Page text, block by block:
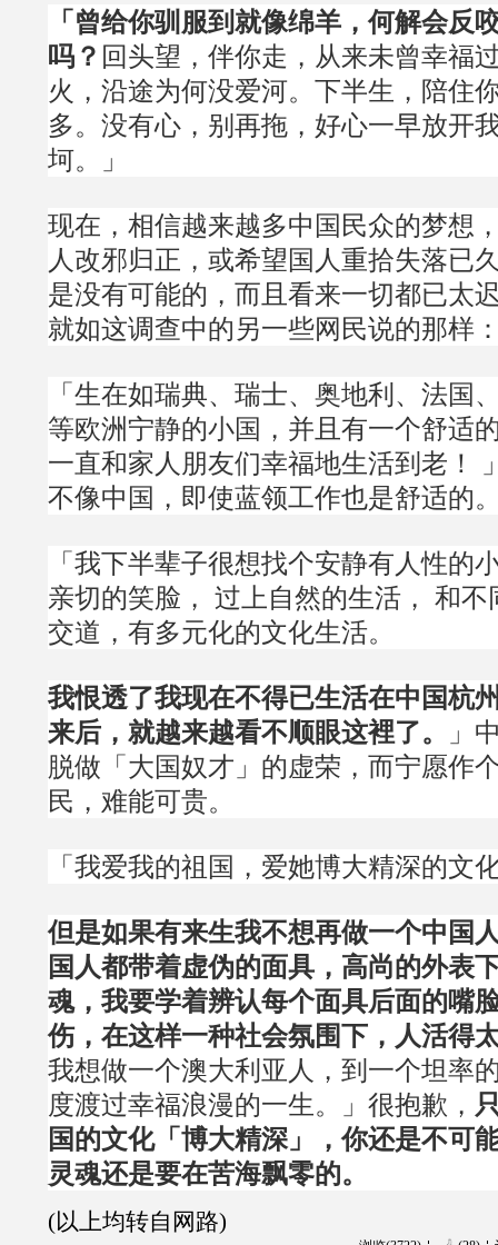
「曾给你驯服到就像绵羊，何解会反
吗？ 回头望，伴你走，从来未曾幸福
火，沿途为何没爱河。下半生，陪住
多。没有心，别再拖，好心一早放开
坷。」
现在，相信越来越多中国民众的梦想
人改邪归正，或希望国人重拾失落已
是没有可能的，而且看来一切都已太
就如这调查中的另一些网民说的那样
「生在如瑞典、瑞士、奥地利、法国
等欧洲宁静的小国，并且有一个舒适
一直和家人朋友们幸福地生活到老！
不像中国，即使蓝领工作也是舒适的
「我下半辈子很想找个安静有人性的
亲切的笑脸， 过上自然的生活， 和
交道，有多元化的文化生活。
我恨透了我现在不得已生活在中国杭
来后，就越来越看不顺眼这裡了。
」
脱做「大国奴才」的虚荣，而宁愿作
民，难能可贵。
「我爱我的祖国，爱她博大精深的文
但是如果有来生我不想再做一个中国
国人都带着虚伪的面具，高尚的外表
魂，我要学着辨认每个面具后面的嘴
伤，在这样一种社会氛围下，人活得
我想做一个澳大利亚人，到一个坦率
度渡过幸福浪漫的一生。」很抱歉，
国的文化「博大精深」，你还是不可
灵魂还是要在苦海飘零的。
(以上均转自网路)